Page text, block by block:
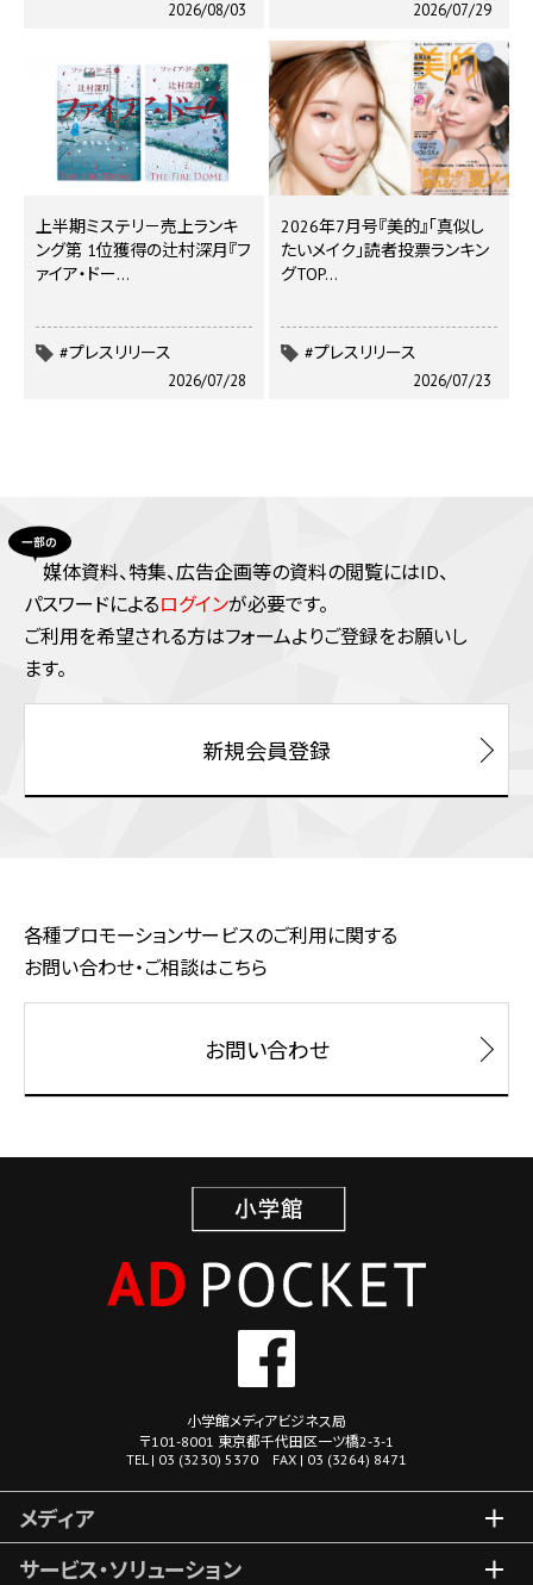
2026/08/03 2026/07/29
上半期ミステリ－売上ランキ
ング第 1位獲得の辻村深月『フ
ァイア・ドー…
#プレスリリース
2026/07/28
2026年7月号『美的』「真似し
たいメイク」読者投票ランキン
グTOP…
#プレスリリース
2026/07/23
媒体資料、特集、広告企画等の資料の閲覧にはID、
パスワードによるログインが必要です。
ご利⽤を希望される⽅はフォームよりご登録をお願いし
ます。
新規会員登録
各種プロモーションサービスのご利用に関する
お問い合わせ・ご相談はこちら
お問い合わせ
小学館メディアビジネス局
〒101-8001 東京都千代田区一ツ橋2-3-1
TEL | 03 (3230) 5370 FAX | 03 (3264) 8471
メディア
サービス・ソリューション